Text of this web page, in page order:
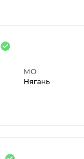
МО
Нягань